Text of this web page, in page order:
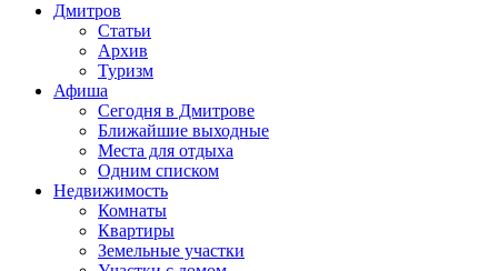
Дмитров
Статьи
Архив
Туризм
Афиша
Сегодня в Дмитрове
Ближайшие выходные
Места для отдыха
Одним списком
Недвижимость
Комнаты
Квартиры
Земельные участки